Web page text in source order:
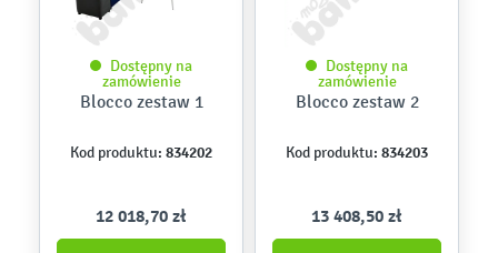
Dostępny na
zamówienie
Blocco zestaw 1
Kod produktu: 834202
12 018,70 zł
Dostępny na
zamówienie
Blocco zestaw 2
Kod produktu: 834203
13 408,50 zł